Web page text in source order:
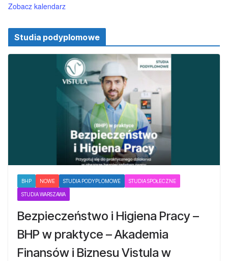
Zobacz kalendarz
Studia podyplomowe
BHP NOWE STUDIA PODYPLOMOWE STUDIA SPOŁECZNE
STUDIA WARSZAWA
Bezpieczeństwo i Higiena Pracy –
BHP w praktyce – Akademia
Finansów i Biznesu Vistula w